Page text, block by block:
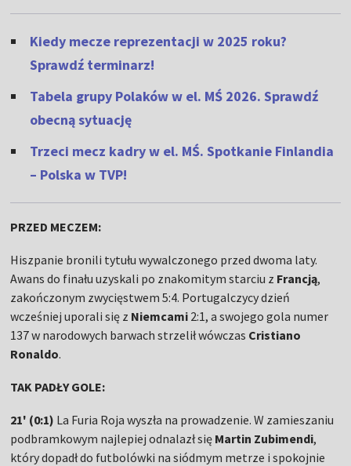
Kiedy mecze reprezentacji w 2025 roku?
Sprawdź terminarz!
Tabela grupy Polaków w el. MŚ 2026. Sprawdź
obecną sytuację
Trzeci mecz kadry w el. MŚ. Spotkanie Finlandia
– Polska w TVP!
PRZED MECZEM:
Hiszpanie bronili tytułu wywalczonego przed dwoma laty.
Awans do finału uzyskali po znakomitym starciu z Francją,
zakończonym zwycięstwem 5:4. Portugalczycy dzień
wcześniej uporali się z Niemcami 2:1, a swojego gola numer
137 w narodowych barwach strzelił wówczas Cristiano
Ronaldo.
TAK PADŁY GOLE:
21' (0:1) La Furia Roja wyszła na prowadzenie. W zamieszaniu
podbramkowym najlepiej odnalazł się Martin Zubimendi,
który dopadł do futbolówki na siódmym metrze i spokojnie